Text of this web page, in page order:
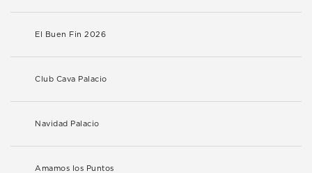
El Buen Fin 2026
Club Cava Palacio
Navidad Palacio
Amamos los Puntos